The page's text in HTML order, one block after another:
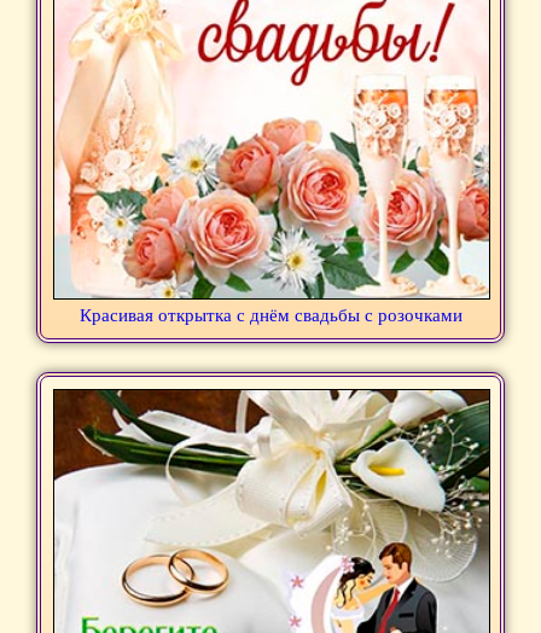
Красивая открытка с днём свадьбы с розочками